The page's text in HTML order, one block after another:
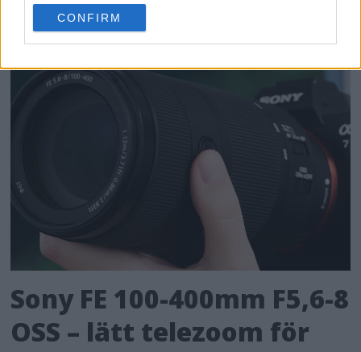
use your data for below specified purposes in below Google
consent section.
CONFIRM
Sony FE 100-400mm F5,6-8
OSS – lätt telezoom för